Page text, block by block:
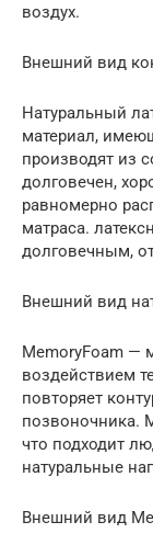
воздух.
Внешний вид
Натуральный
материал,
производят из
долговечен,
равномерно
матраса.
долговечным,
Внешний вид
MemoryFoam —
воздействием
повторяет
позвоночника.
что подходит
натуральные
Внешний вид